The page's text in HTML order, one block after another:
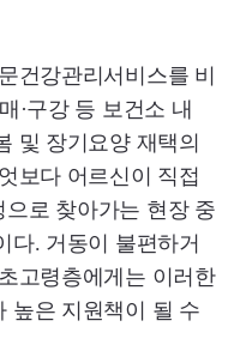
건강관리서비스를 비
·구강 등 보건소 내
및 장기요양 재택의
보다 어르신이 직접
로 찾아가는 현장 중
다. 거동이 불편하거
고령층에게는 이러한
높은 지원책이 될 수